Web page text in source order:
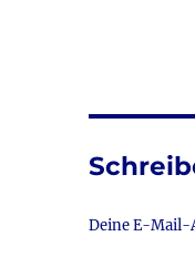
Deine E-Mail-